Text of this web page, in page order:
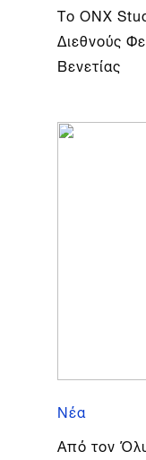
Το ONX
Διεθνούς
Βενετίας
Νέα
Από τον